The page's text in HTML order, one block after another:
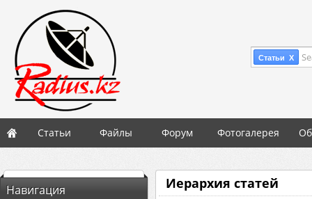
Статьи X
Статьи Файлы Форум Фотогалерея
Навигация
Иерархия статей